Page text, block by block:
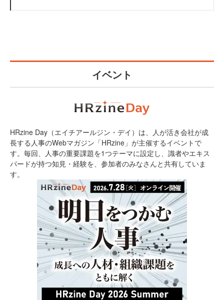
イベント
HRzine Day（エイチアールジン・デイ）は、人が活き会社が成
長する人事のWebマガジン「HRzine」が主催するイベントで
す。毎回、人事の重要課題を1つテーマに設定し、識者やエキス
パードが持つ知見・経験を、参加者のみなさんと共有していま
す。